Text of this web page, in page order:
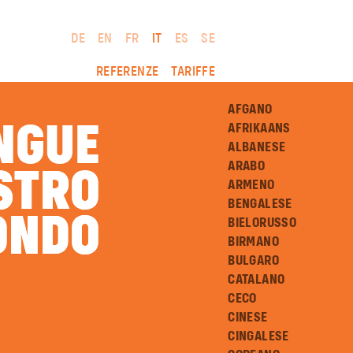
DE EN FR IT ES SE
REFERENZE TARIFFE
AFGANO
AFRIKAANS
ALBANESE
ARABO
ARMENO
BENGALESE
BIELORUSSO
BIRMANO
BULGARO
CATALANO
CECO
CINESE
CINGALESE